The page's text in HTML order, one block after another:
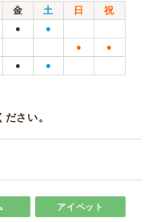
金 土 日
祝
● ●
● ●
● ●
さい。
アイペット